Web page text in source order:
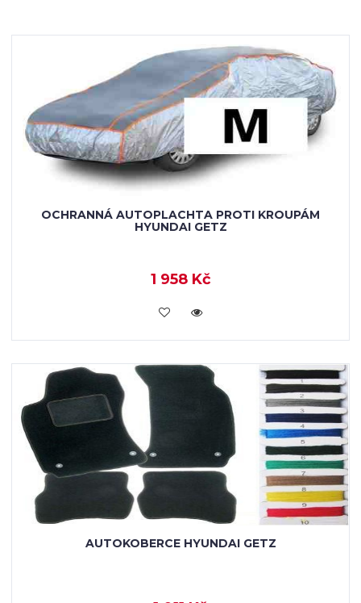
OCHRANNÁ AUTOPLACHTA PROTI KROUPÁM
HYUNDAI GETZ
1 958 Kč
KOUPIT
AUTOKOBERCE HYUNDAI GETZ